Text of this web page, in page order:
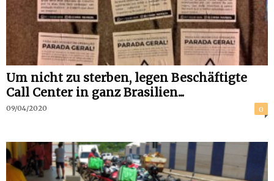
Um nicht zu sterben, legen Beschäftigte
Call Center in ganz Brasilien...
09/04/2020 0